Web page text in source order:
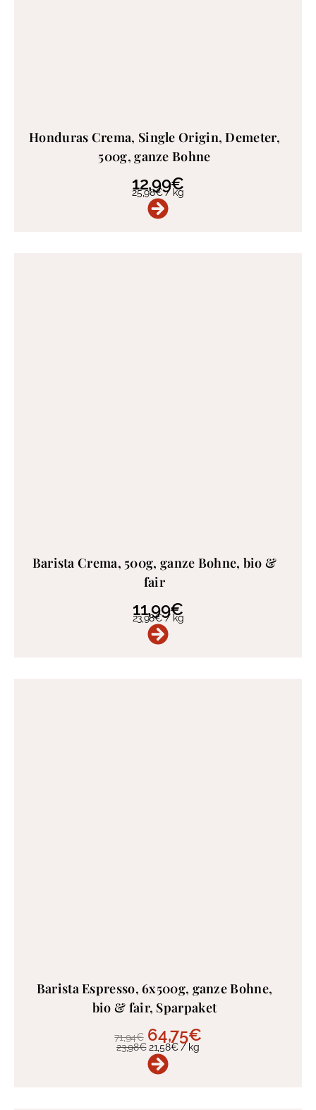
Honduras Crema, Single Origin, Demeter,
500g, ganze Bohne
12,99€
25,98€/ kg
Barista Crema, 500g, ganze Bohne, bio &
fair
11,99€
23,98€/ kg
Barista Espresso, 6x500g, ganze Bohne,
bio & fair, Sparpaket
71,94€ 64,75€
23,98€ 21,58€/kg